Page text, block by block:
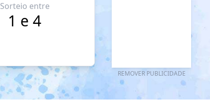
Sorteio entre
1 e 4
REMOVER PUBLICIDADE